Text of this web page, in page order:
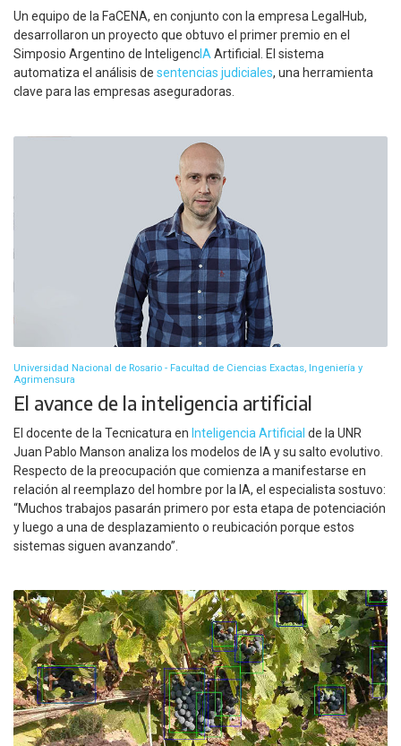
Un equipo de la FaCENA, en conjunto con la empresa LegalHub,
desarrollaron un proyecto que obtuvo el primer premio en el
Simposio Argentino de InteligencIAArtificial. El sistema
automatiza el análisis de sentencias judiciales, una herramienta
clave para las empresas aseguradoras.
Universidad Nacional de Rosario - Facultad de Ciencias Exactas, Ingeniería y
Agrimensura
El avance de la inteligencia artificial
El docente de la Tecnicatura en Inteligencia Artificial de la UNR
Juan Pablo Manson analiza los modelos de IA y su salto evolutivo.
Respecto de la preocupación que comienza a manifestarse en
relación al reemplazo del hombre por la IA, el especialista sostuvo:
“Muchos trabajos pasarán primero por esta etapa de potenciación
y luego a una de desplazamiento o reubicación porque estos
sistemas siguen avanzando”.